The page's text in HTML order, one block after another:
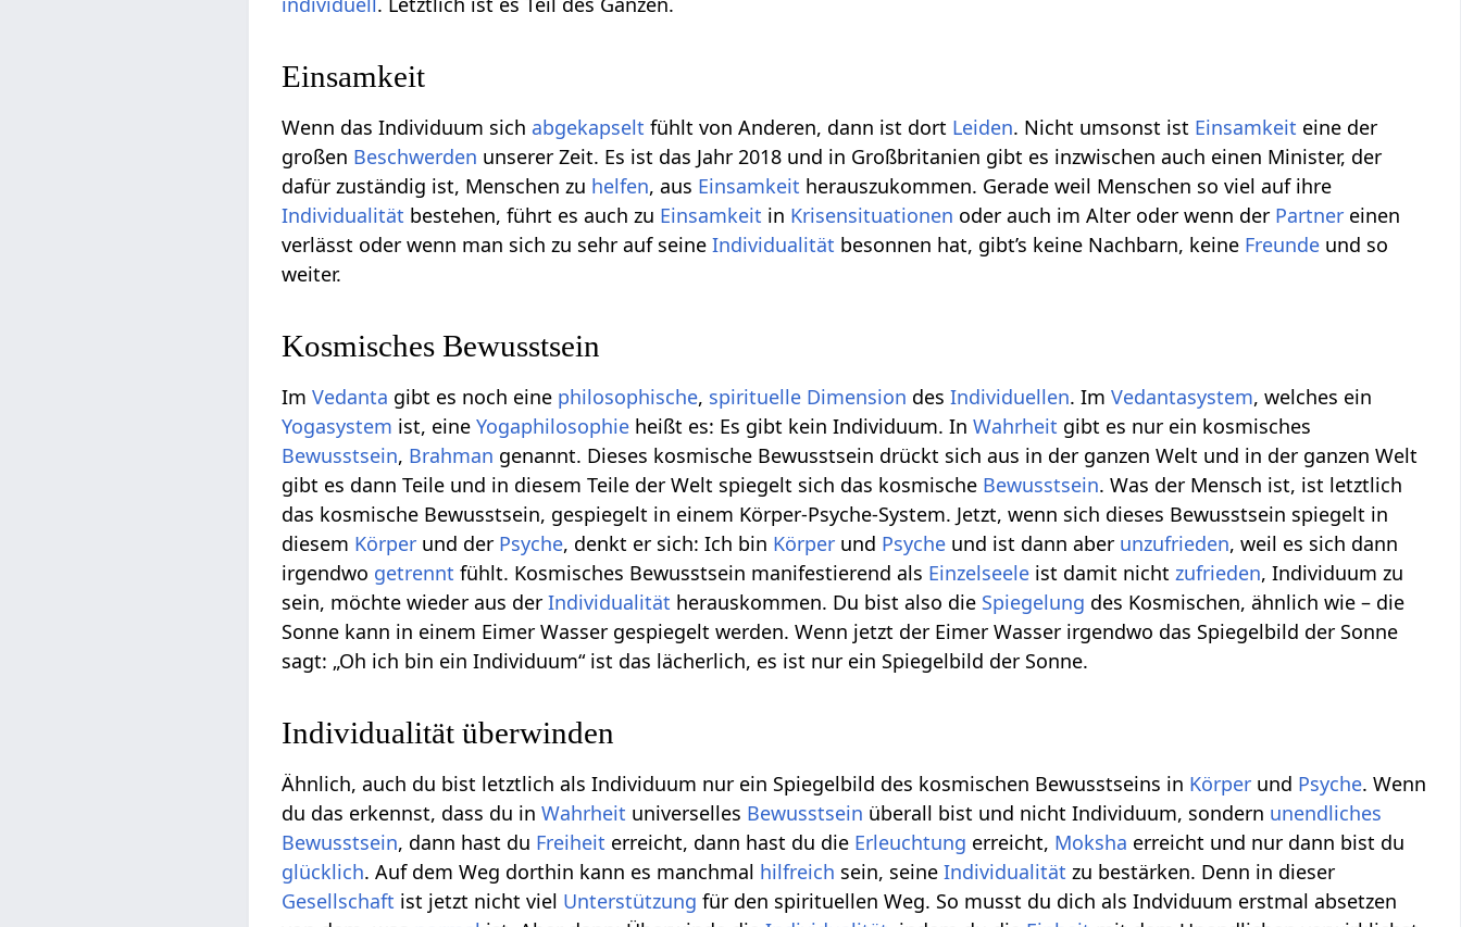
Einsamkeit
Wenn das Individuum sich abgekapselt fühlt von Anderen, dann ist dort Leiden. Nicht umsonst ist Einsamkeit eine der
großen Beschwerden unserer Zeit. Es ist das Jahr 2018 und in Großbritanien gibt es inzwischen auch einen Minister, der
dafür zuständig ist, Menschen zu helfen, aus Einsamkeit herauszukommen. Gerade weil Menschen so viel auf ihre
Individualität bestehen, führt es auch zu Einsamkeit in Krisensituationen oder auch im Alter oder wenn der Partner einen
verlässt oder wenn man sich zu sehr auf seineIndividualität besonnen hat, gibt’s keine Nachbarn, keine Freunde und so
weiter.
Kosmisches Bewusstsein
ImVedanta gibt es noch eine philosophische, spirituelle Dimension desIndividuellen. ImVedantasystem, welches ein
Yogasystem ist, eineYogaphilosophie heißt es: Es gibt kein Individuum. InWahrheit gibt es nur ein kosmisches
Bewusstsein, Brahman genannt. Dieses kosmische Bewusstsein drückt sich aus in der ganzen Welt und in der ganzen Welt
gibt es dann Teile und in diesem Teile der Welt spiegelt sich das kosmische Bewusstsein. Was der Mensch ist, ist letztlich
das kosmische Bewusstsein, gespiegelt in einem Körper-Psyche-System. Jetzt, wenn sich dieses Bewusstsein spiegelt in
diesem Körper und der Psyche, denkt er sich: Ich bin Körper und Psyche und ist dann aber unzufrieden, weil es sich dann
irgendwo getrennt fühlt. Kosmisches Bewusstsein manifestierend als Einzelseele ist damit nichtzufrieden, Individuum zu
sein, möchte wieder aus derIndividualität herauskommen. Du bist also die Spiegelung des Kosmischen, ähnlich wie – die
Sonne kann in einem Eimer Wasser gespiegelt werden. Wenn jetzt der Eimer Wasser irgendwo das Spiegelbild der Sonne
sagt: „Oh ich bin ein Individuum“ ist das lächerlich, es ist nur ein Spiegelbild der Sonne.
Individualität überwinden
Ähnlich, auch du bist letztlich als Individuum nur ein Spiegelbild des kosmischen Bewusstseins in Körper und Psyche. Wenn
du das erkennst, dass du inWahrheit universelles Bewusstsein überall bist und nicht Individuum, sondern unendliches
Bewusstsein, dann hast du Freiheit erreicht, dann hast du die Erleuchtung erreicht, Moksha erreicht und nur dann bist du
glücklich. Auf dem Weg dorthin kann es manchmal hilfreich sein, seineIndividualität zu bestärken. Denn in dieser
Gesellschaft ist jetzt nicht viel Unterstützung für den spirituellen Weg. So musst du dich als Indviduum erstmal absetzen